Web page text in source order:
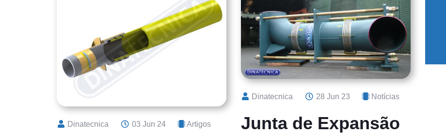
Dinatecnica 03 Jun 24 Artigos
Dinatecnica 28 Jun 23 Notícias
Junta de Expansão